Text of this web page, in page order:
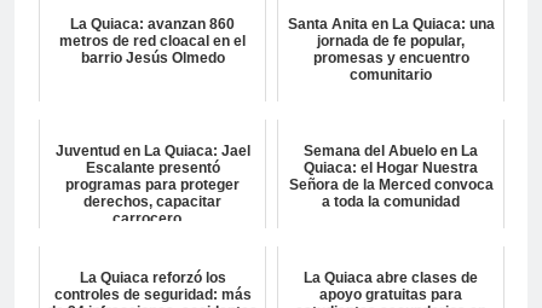
La Quiaca: avanzan 860
metros de red cloacal en el
barrio Jesús Olmedo
Santa Anita en La Quiaca: una
jornada de fe popular,
promesas y encuentro
comunitario
Juventud en La Quiaca: Jael
Escalante presentó
programas para proteger
derechos, capacitar
carrocero...
Semana del Abuelo en La
Quiaca: el Hogar Nuestra
Señora de la Merced convoca
a toda la comunidad
La Quiaca reforzó los
controles de seguridad: más
La Quiaca abre clases de
apoyo gratuitas para